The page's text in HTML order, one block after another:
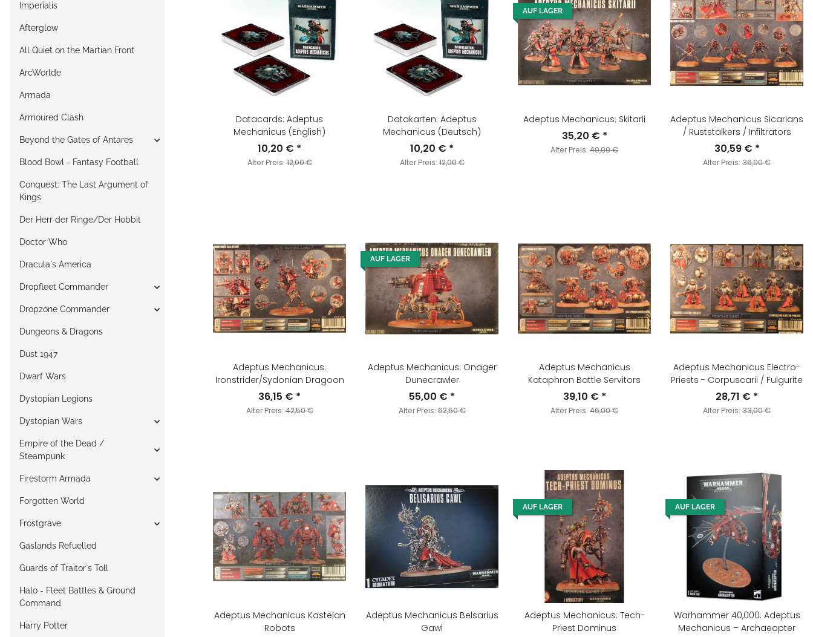
Datacards: Adeptus
Mechanicus (English)
10,20 € *
Alter Preis:12,00 €
Datakarten: Adeptus
Mechanicus (Deutsch)
10,20 € *
Alter Preis:12,00 €
AUF LAGER
Adeptus Mechanicus: Skitarii
35,20 € *
Alter Preis: 40,00 €
Adeptus Mechanicus Sicarians
/ Ruststalkers / Infiltrators
30,59 € *
Alter Preis: 36,00 €
Adeptus Mechanicus:
Ironstrider/Sydonian Dragoon
36,15 € *
Alter Preis:42,50 €
AUF LAGER
Adeptus Mechanicus: Onager
Dunecrawler
55,00 € *
Alter Preis:62,50 €
Adeptus Mechanicus
Kataphron Battle Servitors
39,10 € *
Alter Preis: 46,00 €
Adeptus Mechanicus Electro-
Priests - Corpuscarii / Fulgurite
28,71 € *
Alter Preis: 33,00 €
Adeptus Mechanicus Kastelan
Robots
Adeptus Mechanicus Belsarius
Gawl
AUF LAGER
Adeptus Mechanicus: Tech-
Priest Dominus
AUF LAGER
Warhammer 40,000: Adeptus
Mechanicus – Archaeopter
Imperialis
Afterglow
All Quiet on the Martian Front
ArcWorlde
Armada
Armoured Clash
Beyond the Gates of Antares
Blood Bowl - Fantasy Football
Conquest: The Last Argument of
Kings
Der Herr der Ringe/Der Hobbit
Doctor Who
Dracula`s America
Dropfleet Commander
Dropzone Commander
Dungeons & Dragons
Dust 1947
Dwarf Wars
Dystopian Legions
Dystopian Wars
Empire of the Dead /
Steampunk
Firestorm Armada
Forgotten World
Frostgrave
Gaslands Refuelled
Guards of Traitor`s Toll
Halo - Fleet Battles & Ground
Command
Harry Potter